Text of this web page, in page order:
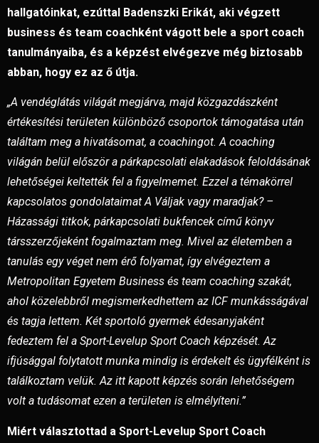
hallgatóinkat, ezúttal Badenszki Erikát, aki végzett
business és team coachként vágott bele a sport coach
tanulmányaiba, és a képzést elvégezve még biztosabb
abban, hogy ez az ő útja.
„A vendéglátás világát megjárva, majd közgazdászként
értékesítési területen különböző csoportok támogatása után
találtam meg a hivatásomat, a coachingot. A coaching
világán belül először a párkapcsolati elakadások feloldásának
lehetőségei keltették fel a figyelmemet. Ezzel a témakörrel
kapcsolatos gondolataimat A Váljak vagy maradjak? –
Házassági titkok, párkapcsolati bukfencek című könyv
társszerzőjeként fogalmaztam meg. Mivel az életemben a
tanulás egy véget nem érő folyamat, így elvégeztem a
Metropolitan Egyetem Business és team coaching szakát,
ahol közelebbről megismerkedhettem az ICF munkásságával
és tagja lettem. Két sportoló gyermek édesanyjaként
fedeztem fel a Sport-Levelup Sport Coach képzését. Az
ifjúsággal folytatott munka mindig is érdekelt és ügyfélként is
találkoztam velük. Az itt kapott képzés során lehetőségem
volt a tudásomat ezen a területen is elmélyíteni.”
Miért választottad a Sport-Levelup Sport Coach